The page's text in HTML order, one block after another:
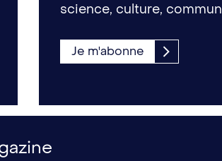
science, culture,
Je m'abonne